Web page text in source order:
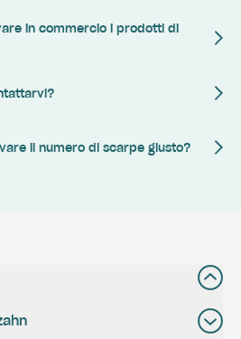
in commercio i prodotti di
il numero di scarpe giusto?